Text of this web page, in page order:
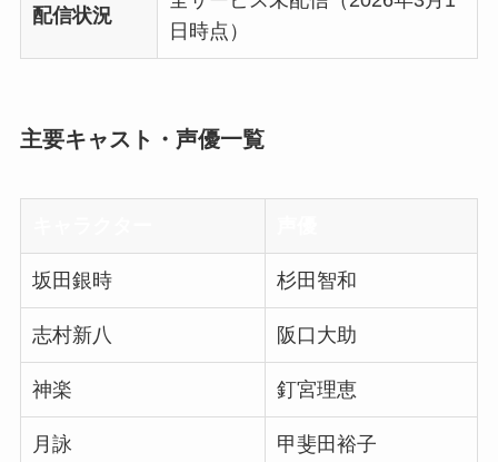
配信状況
日時点）
主要キャスト・声優一覧
坂田銀時 杉田智和
志村新八 阪口大助
神楽 釘宮理恵
月詠 甲斐田裕子